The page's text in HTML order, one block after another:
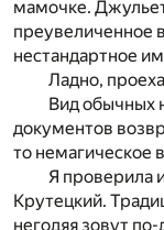
мамочке.
преувеличенное
нестандартное
Ладно,
Вид обычных
документов
то немагическое
Я проверила
Крутецкий.
негодяя зовут